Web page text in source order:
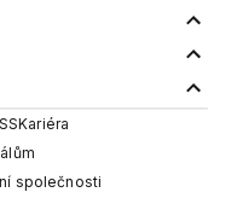
Kariéra
společnosti